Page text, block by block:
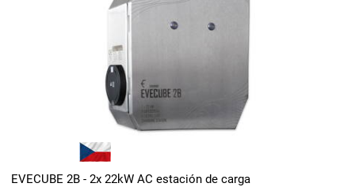
EVECUBE 2B - 2x 22kW AC estación de carga